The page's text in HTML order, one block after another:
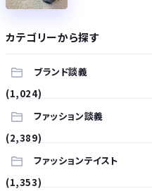
カテゴリーから探す
ブランド談義
(1,024)
ファッション談義
(2,389)
ファッションテイスト
(1,353)